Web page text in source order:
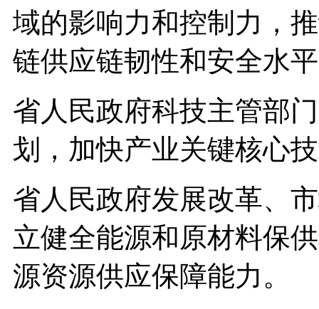
域的影响力和控制力，
链供应链韧性和安全水
省人民政府科技主管部
划，加快产业关键核心
省人民政府发展改革、
立健全能源和原材料保
源资源供应保障能力。